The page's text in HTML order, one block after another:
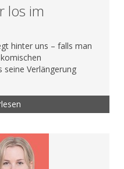
los im
hinter uns – falls man
Verlängerung